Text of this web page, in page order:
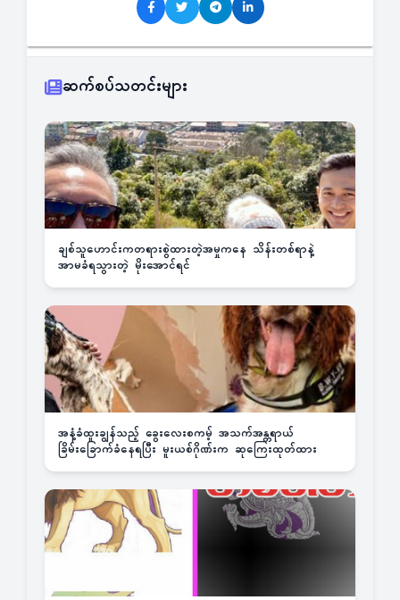
ဆက်စပ်သတင်းများ
ချစ်သူဟောင်းကတရားစွဲထားတဲ့အမှုကနေ သိန်းတစ်ရာနဲ့
အာမခံရသွားတဲ့ မိုးအောင်ရင်
အနံ့ခံထူးချွန်သည့် ခွေးလေးစကမ့် အသက်အန္တရာယ်
ခြိမ်းခြောက်ခံနေရပြီး မူးယစ်ဂိုဏ်းက ဆုကြေးထုတ်ထား